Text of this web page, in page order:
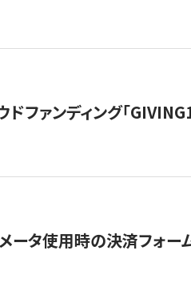
ファンディング「
ータ使用時の決済フォ